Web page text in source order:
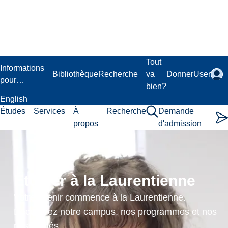
Informations
pour…
BibliothèqueRecherche
Tout
va
bien?
DonnerUser
English
Études
Services
À
propos
Recherche
Demande
d'admission
Étudier à la Laurentienne
Votre avenir commence à la Laurentienne.
Découvrez notre campus, nos programmes et nos
possibilités.
Health